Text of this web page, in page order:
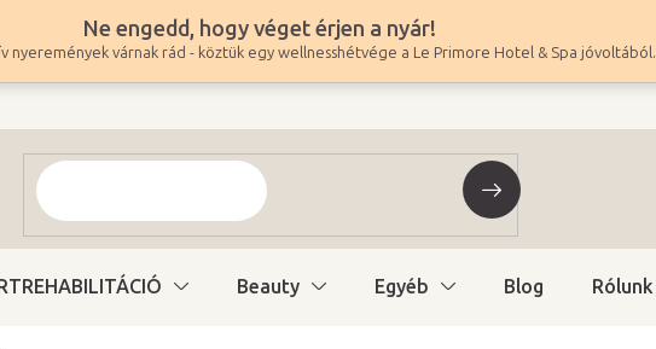
Ne engedd, hogy véget érjen a nyár!
nyeremények várnak rád - köztük egy wellnesshétvége a Le Primore Hotel & Spa jóvoltából.
Beauty Egyéb Blog Rólunk